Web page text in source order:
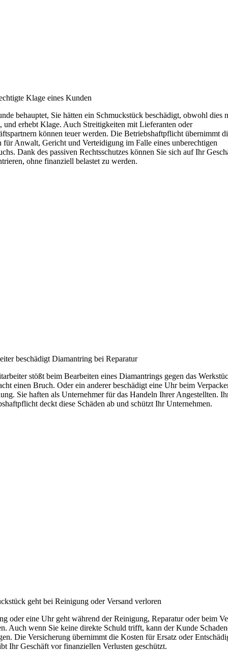
Klage eines Kunden
behauptet, Sie hätten ein Schmuckstück beschädigt, obwohl dies
und erhebt Klage. Auch Streitigkeiten mit Lieferanten oder
können teuer werden. Die Betriebshaftpflicht übernimmt
für Anwalt, Gericht und Verteidigung im Falle eines unberechtigen
Dank des passiven Rechtsschutzes können Sie sich auf Ihr
ohne finanziell belastet zu werden.
beschädigt Diamantring bei Reparatur
stößt beim Bearbeiten eines Diamantrings gegen das
einen Bruch. Oder ein anderer beschädigt eine Uhr beim
Sie haften als Unternehmer für das Handeln Ihrer Angestellten.
deckt diese Schäden ab und schützt Ihr Unternehmen.
geht bei Reinigung oder Versand verloren
oder eine Uhr geht während der Reinigung, Reparatur oder beim
Auch wenn Sie keine direkte Schuld trifft, kann der Kunde
Die Versicherung übernimmt die Kosten für Ersatz oder
Ihr Geschäft vor finanziellen Verlusten geschützt.